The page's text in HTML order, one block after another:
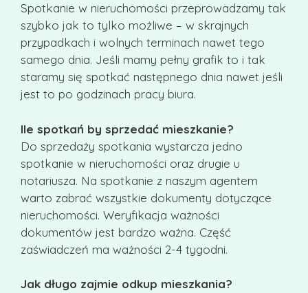
Spotkanie w nieruchomości przeprowadzamy tak
szybko jak to tylko możliwe – w skrajnych
przypadkach i wolnych terminach nawet tego
samego dnia. Jeśli mamy pełny grafik to i tak
staramy się spotkać następnego dnia nawet jeśli
jest to po godzinach pracy biura.
Ile spotkań by sprzedać mieszkanie?
Do sprzedaży spotkania wystarcza jedno
spotkanie w nieruchomości oraz drugie u
notariusza. Na spotkanie z naszym agentem
warto zabrać wszystkie dokumenty dotyczące
nieruchomości. Weryfikacja ważności
dokumentów jest bardzo ważna. Część
zaświadczeń ma ważności 2-4 tygodni.
Jak długo zajmie odkup mieszkania?